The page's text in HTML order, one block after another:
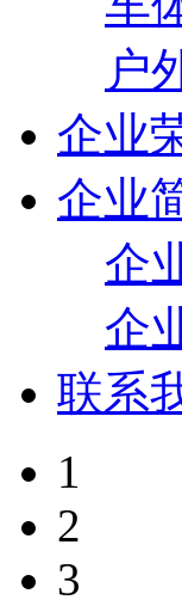
户
企业
企业
企
企
联系
1
2
3